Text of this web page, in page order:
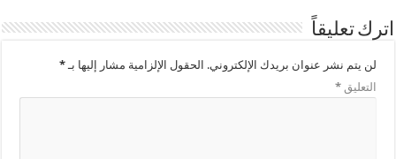
اترك تعليقاً
لن يتم نشر عنوان بريدك الإلكتروني. الحقول الإلزامية مشار إليها بـ*
التعليق*